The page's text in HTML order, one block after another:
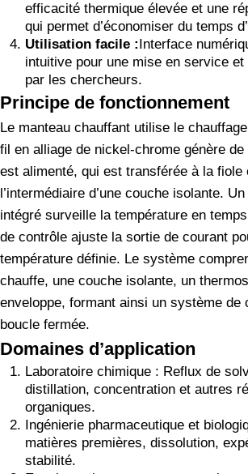
efficacité thermique élevée et une
qui permet d’économiser du temps
Utilisation facile :Interface
intuitive pour une mise en service et
par les chercheurs.
Principe de fonctionnement
Le manteau chauffant utilise le
fil en alliage de nickel-chrome génère de
est alimenté, qui est transférée à la fiole
l’intermédiaire d’une couche isolante.
intégré surveille la température en
de contrôle ajuste la sortie de courant
température définie. Le système
chauffe, une couche isolante, un
enveloppe, formant ainsi un système de
boucle fermée.
Domaines d’application
Laboratoire chimique : Reflux de
distillation, concentration et autres
organiques.
Ingénierie pharmaceutique et
matières premières, dissolution,
stabilité.